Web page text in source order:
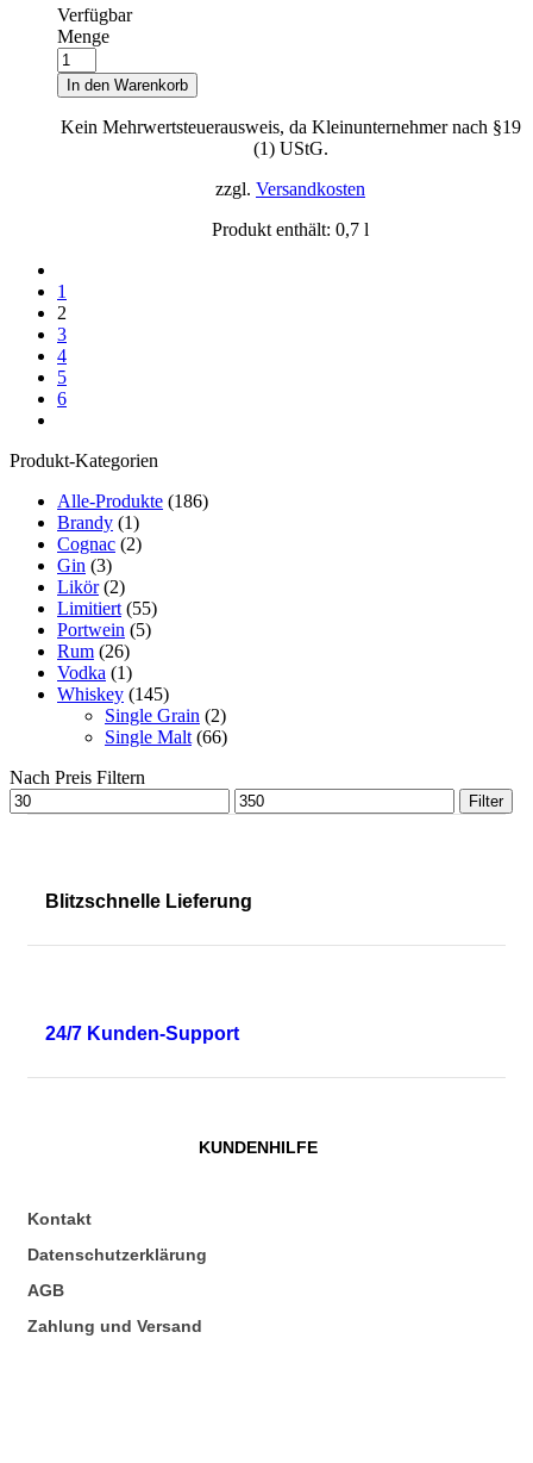
Verfügbar
Menge
In den Warenkorb
Kein Mehrwertsteuerausweis, da Kleinunternehmer nach §19
(1) UStG.
zzgl. Versandkosten
Produkt enthält: 0,7 l
1
2
3
4
5
6
Produkt-Kategorien
Alle-Produkte (186)
Brandy (1)
Cognac (2)
Gin (3)
Likör (2)
Limitiert (55)
Portwein (5)
Rum (26)
Vodka (1)
Whiskey (145)
Single Grain (2)
Single Malt (66)
Nach Preis Filtern
Filter
Blitzschnelle Lieferung
24/7 Kunden-Support
KUNDENHILFE
Kontakt
Datenschutzerklärung
AGB
Zahlung und Versand